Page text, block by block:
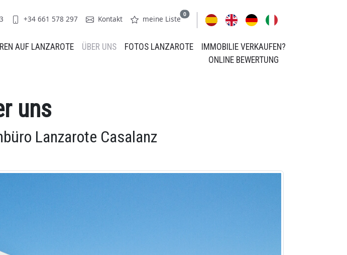
AUF LANZAROTE ÜBER UNS FOTOS LANZAROTE
IMMOBILIE VERKAUFEN?
ONLINE BEWERTUNG
+34 661 578 297 Kontakt meine Liste 0
uns
Lanzarote Casalanz